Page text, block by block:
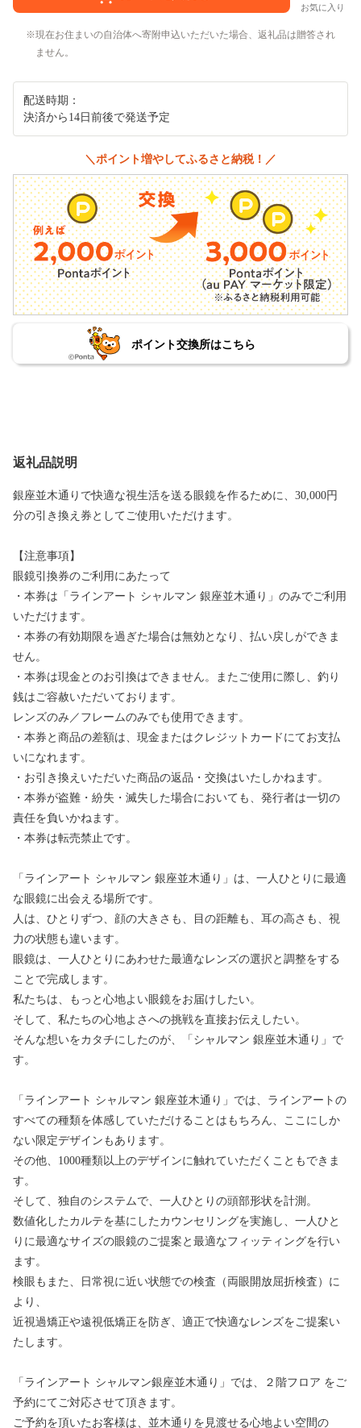
お気に入り
現在お住まいの自治体へ寄附申込いただいた場合、返礼品は贈答され
ません。
配送時期：
決済から14日前後で発送予定
＼ポイント増やしてふるさと納税！／
ポイント交換所はこちら
返礼品説明
銀座並木通りで快適な視生活を送る眼鏡を作るために、30,000円
分の引き換え券としてご使用いただけます。
【注意事項】
眼鏡引換券のご利用にあたって
・本券は「ラインアート シャルマン 銀座並木通り」のみでご利用
いただけます。
・本券の有効期限を過ぎた場合は無効となり、払い戻しができま
せん。
・本券は現金とのお引換はできません。またご使用に際し、釣り
銭はご容赦いただいております。
レンズのみ／フレームのみでも使用できます。
・本券と商品の差額は、現金またはクレジットカードにてお支払
いになれます。
・お引き換えいただいた商品の返品・交換はいたしかねます。
・本券が盗難・紛失・滅失した場合においても、発行者は一切の
責任を負いかねます。
・本券は転売禁止です。
「ラインアート シャルマン 銀座並木通り」は、一人ひとりに最適
な眼鏡に出会える場所です。
人は、ひとりずつ、顔の大きさも、目の距離も、耳の高さも、視
力の状態も違います。
眼鏡は、一人ひとりにあわせた最適なレンズの選択と調整をする
ことで完成します。
私たちは、もっと心地よい眼鏡をお届けしたい。
そして、私たちの心地よさへの挑戦を直接お伝えしたい。
そんな想いをカタチにしたのが、「シャルマン 銀座並木通り」で
す。
「ラインアート シャルマン 銀座並木通り」では、ラインアートの
すべての種類を体感していただけることはもちろん、ここにしか
ない限定デザインもあります。
その他、1000種類以上のデザインに触れていただくこともできま
す。
そして、独自のシステムで、一人ひとりの頭部形状を計測。
数値化したカルテを基にしたカウンセリングを実施し、一人ひと
りに最適なサイズの眼鏡のご提案と最適なフィッティングを行い
ます。
検眼もまた、日常視に近い状態での検査（両眼開放屈折検査）に
より、
近視過矯正や遠視低矯正を防ぎ、適正で快適なレンズをご提案い
たします。
「ラインアート シャルマン銀座並木通り」では、２階フロア をご
予約にてご対応させて頂きます。
ご予約を頂いたお客様は、並木通りを見渡せる心地よい空間の